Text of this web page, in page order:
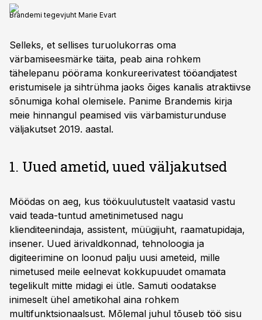
Brandemi tegevjuht Marie Evart
Selleks, et sellises turuolukorras oma
värbamiseesmärke täita, peab aina rohkem
tähelepanu pöörama konkureerivatest tööandjatest
eristumisele ja sihtrühma jaoks õiges kanalis atraktiivse
sõnumiga kohal olemisele. Panime Brandemis kirja
meie hinnangul peamised viis värbamisturunduse
väljakutset 2019. aastal.
1. Uued ametid, uued väljakutsed
Möödas on aeg, kus töökuulutustelt vaatasid vastu
vaid teada-tuntud ametinimetused nagu
klienditeenindaja, assistent, müügijuht, raamatupidaja,
insener. Uued ärivaldkonnad, tehnoloogia ja
digiteerimine on loonud palju uusi ameteid, mille
nimetused meile eelnevat kokkupuudet omamata
tegelikult mitte midagi ei ütle. Samuti oodatakse
inimeselt ühel ametikohal aina rohkem
multifunktsionaalsust. Mõlemal juhul tõuseb töö sisu